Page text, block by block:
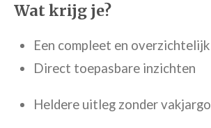
Wat krijg je?
Een compleet en
Direct toepasbare inzichten
Heldere uitleg zonder